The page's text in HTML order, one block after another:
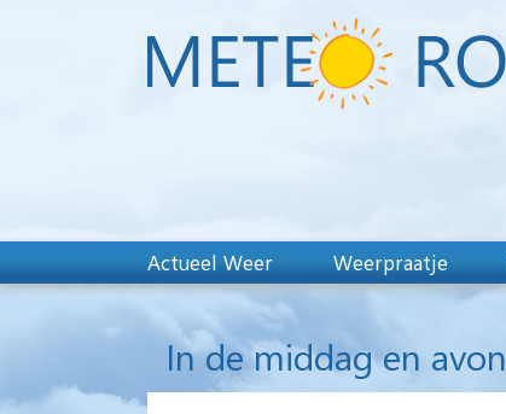
Actueel Weer Weerpraatje
In de middag en